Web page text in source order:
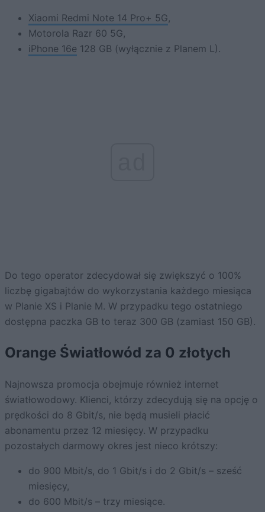
Xiaomi Redmi Note 14 Pro+ 5G,
Motorola Razr 60 5G,
iPhone 16e 128 GB (wyłącznie z Planem L).
Do tego operator zdecydował się zwiększyć o 100%
liczbę gigabajtów do wykorzystania każdego miesiąca
w Planie XS i Planie M. W przypadku tego ostatniego
dostępna paczka GB to teraz 300 GB (zamiast 150 GB).
Orange Światłowód za 0 złotych
Najnowsza promocja obejmuje również internet
światłowodowy. Klienci, którzy zdecydują się na opcję o
prędkości do 8 Gbit/s, nie będą musieli płacić
abonamentu przez 12 miesięcy. W przypadku
pozostałych darmowy okres jest nieco krótszy:
do 900 Mbit/s, do 1 Gbit/s i do 2 Gbit/s – sześć
miesięcy,
do 600 Mbit/s – trzy miesiące.